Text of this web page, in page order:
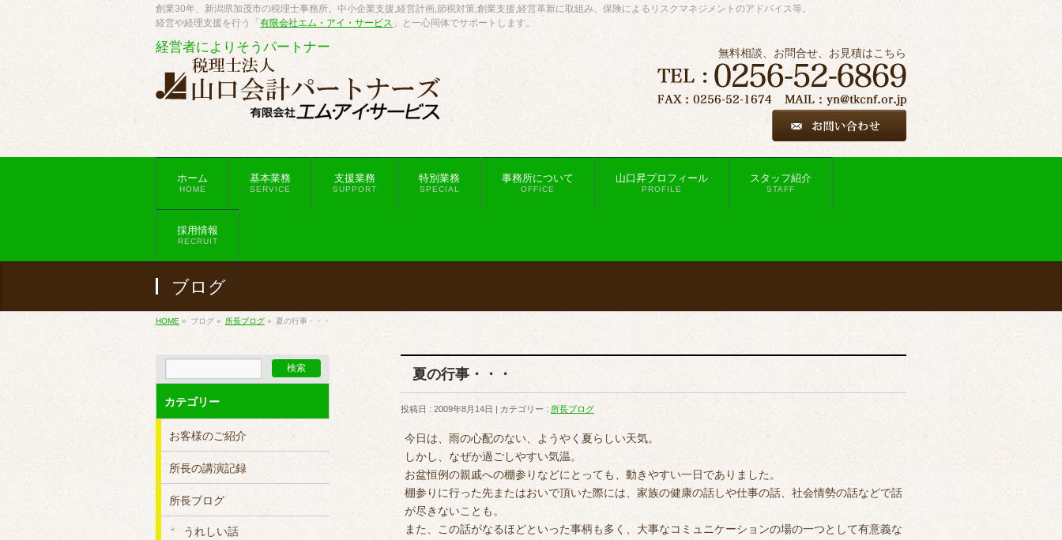
創業30年、新潟県加茂市の税理士事務所。中小企業支援,経営計画,節税対策,創業支援,経営革新に取組み、保険によるリスクマネジメントのアドバイス等。
経営や経理支援を行う「 有限会社エム・アイ・サービス 」と一心同体でサポートします。
経営者によりそうパートナー 無料相談、お問合せ、お見積はこちら
ホーム
HOME
基本業務
SERVICE
支援業務
SUPPORT
特別業務
SPECIAL
事務所について
OFFICE
山口昇プロフィール
PROFILE
スタッフ紹介
STAFF
採用情報
RECRUIT
ブログ
HOME » ブログ » 所長ブログ » 夏の行事・・・
夏の行事・・・
投稿日 : 2009年8月14日 カテゴリー : 所長ブログ
今日は、雨の心配のない、ようやく夏らしい天気。
しかし、なぜか過ごしやすい気温。
お盆恒例の親戚への棚参りなどにとっても、動きやすい一日でありました。
棚参りに行った先またはおいで頂いた際には、家族の健康の話しや仕事の話、社会情勢の話などで話
が尽きないことも。
また、この話がなるほどといった事柄も多く、大事なコミュニケーションの場の一つとして有意義な
カテゴリー
お客様のご紹介
所長の講演記録
所長ブログ
うれしい話